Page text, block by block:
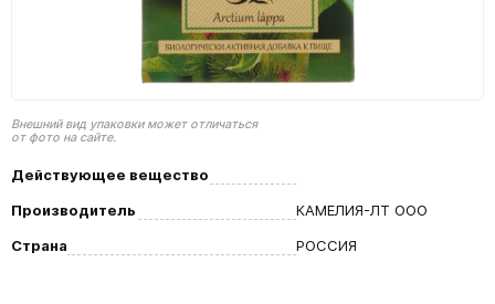
Внешний вид упаковки может отличаться
от фото на сайте.
Действующее вещество
Производитель
КАМЕЛИЯ-ЛТ ООО
Страна
РОССИЯ